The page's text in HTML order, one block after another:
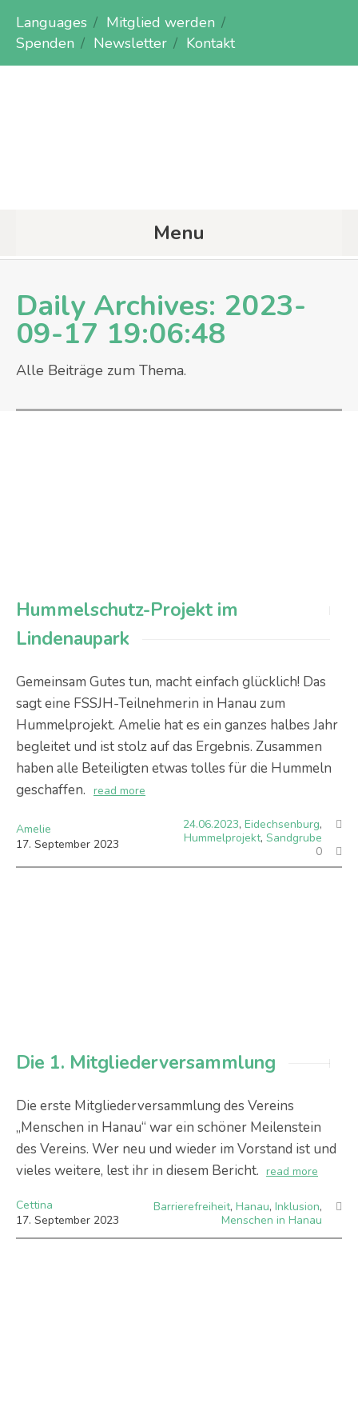
Languages
Mitglied werden
Spenden
Newsletter Kontakt
Menu
Daily Archives: 2023-
09-17 19:06:48
Alle Beiträge zum Thema.
Hummelschutz-Projekt im
Lindenaupark
Gemeinsam Gutes tun, macht einfach glücklich! Das
sagt eine FSSJH-Teilnehmerin in Hanau zum
Hummelprojekt. Amelie hat es ein ganzes halbes Jahr
begleitet und ist stolz auf das Ergebnis. Zusammen
haben alle Beteiligten etwas tolles für die Hummeln
geschaffen. read more
Amelie
17. September 2023
24.06.2023, Eidechsenburg,
Hummelprojekt, Sandgrube
0
Die 1. Mitgliederversammlung
Die erste Mitgliederversammlung des Vereins
„Menschen in Hanau“ war ein schöner Meilenstein
des Vereins. Wer neu und wieder im Vorstand ist und
vieles weitere, lest ihr in diesem Bericht. read more
Cettina
17. September 2023
Barrierefreiheit, Hanau, Inklusion,
Menschen in Hanau